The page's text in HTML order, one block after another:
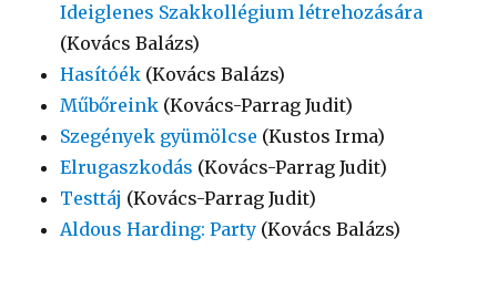
Ideiglenes Szakkollégium létrehozására
(Kovács Balázs)
Hasítóék (Kovács Balázs)
Műbőreink (Kovács-Parrag Judit)
Szegények gyümölcse (Kustos Irma)
Elrugaszkodás (Kovács-Parrag Judit)
Testtáj (Kovács-Parrag Judit)
Aldous Harding: Party (Kovács Balázs)